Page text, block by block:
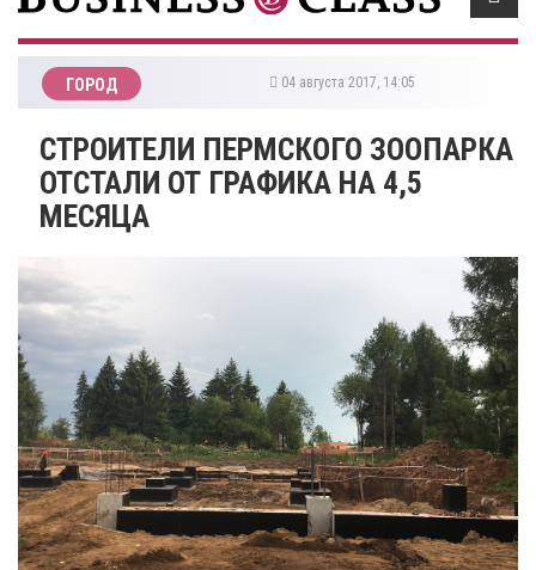
ГОРОД 04 августа 2017, 14:05
​СТРОИТЕЛИ ПЕРМСКОГО ЗООПАРКА
ОТСТАЛИ ОТ ГРАФИКА НА 4,5
МЕСЯЦА